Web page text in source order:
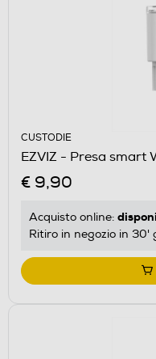
CUSTODIE
EZVIZ - Presa smart
€ 9,90
Acquisto online:
Ritiro in negozio in 30'